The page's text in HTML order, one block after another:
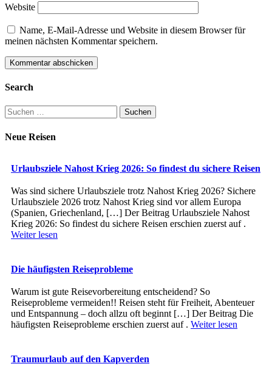
Website
Name, E-Mail-Adresse und Website in diesem Browser für
meinen nächsten Kommentar speichern.
Search
Suchen
nach:
Neue Reisen
Urlaubsziele Nahost Krieg 2026: So findest du sichere Reisen
Was sind sichere Urlaubsziele trotz Nahost Krieg 2026? Sichere
Urlaubsziele 2026 trotz Nahost Krieg sind vor allem Europa
(Spanien, Griechenland, […] Der Beitrag Urlaubsziele Nahost
Krieg 2026: So findest du sichere Reisen erschien zuerst auf .
Weiter lesen
Die häufigsten Reiseprobleme
Warum ist gute Reisevorbereitung entscheidend? So
Reiseprobleme vermeiden!! Reisen steht für Freiheit, Abenteuer
und Entspannung – doch allzu oft beginnt […] Der Beitrag Die
häufigsten Reiseprobleme erschien zuerst auf . Weiter lesen
Traumurlaub auf den Kapverden